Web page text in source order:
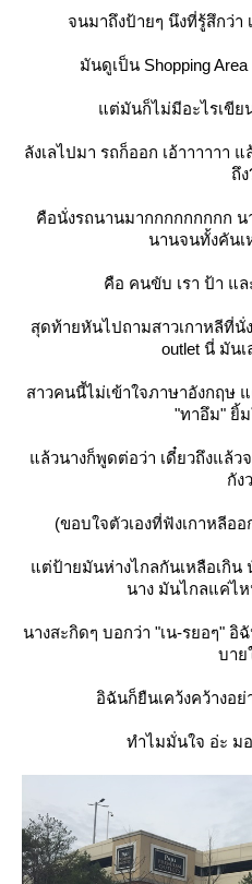
จนมาถึงป้ายๆ นึงที่รู้สึกว่า
มันดูเป็น Shopping
ต่มันก็ไม่มีอะไรเขียน
ลังเลไปมา รถก็ออก เอ้าาาาาา
ถึง
คือนั่งรถนานมากกกกกกกกก น
นานจนทั้งคัน
คือ คนขับ เรา ป้า แล
สุดท้ายหันไปถามสาวเกาหลีที่นั่
outlet นี่ มัน
สาวคนนี้ไม่เข้าใจภาษาอังกฤษ
"ทาอึม" ยิ้
ล้วนางก็พูดต่อว่า เดี๋ยวถึงแล้ว
กัง
(ขอบใจตัวเองที่ฟังเกาหลีอ
ต่ป้ายมันห่างไกลกันเหลือเกิน
นาง มันไกลแค่ไ
นางสะกิดๆ บอกว่า "เน-รยอๆ"
บาย
อิฉันก็ยืนเคว้งคว้างอย่
ทำไมมั่นใจ อ่ะ ม